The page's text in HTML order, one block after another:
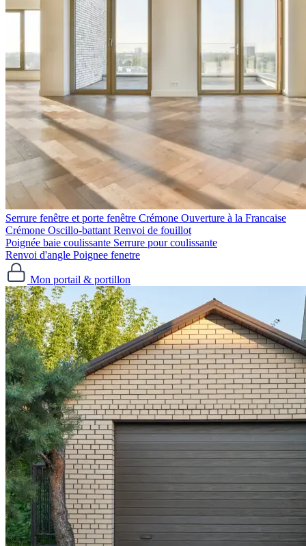
Serrure fenêtre et porte fenêtre
Crémone Ouverture à la Francaise
Crémone Oscillo-battant Renvoi de fouillot
Poignée baie coulissante Serrure pour coulissante
Renvoi d'angle Poignee fenetre
Mon portail & portillon